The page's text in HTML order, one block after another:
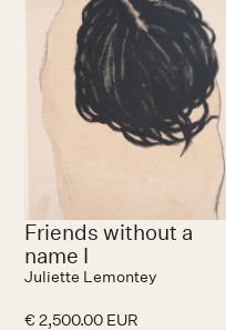
Friends without a
name I
Juliette Lemontey
€ 2,500.00 EUR